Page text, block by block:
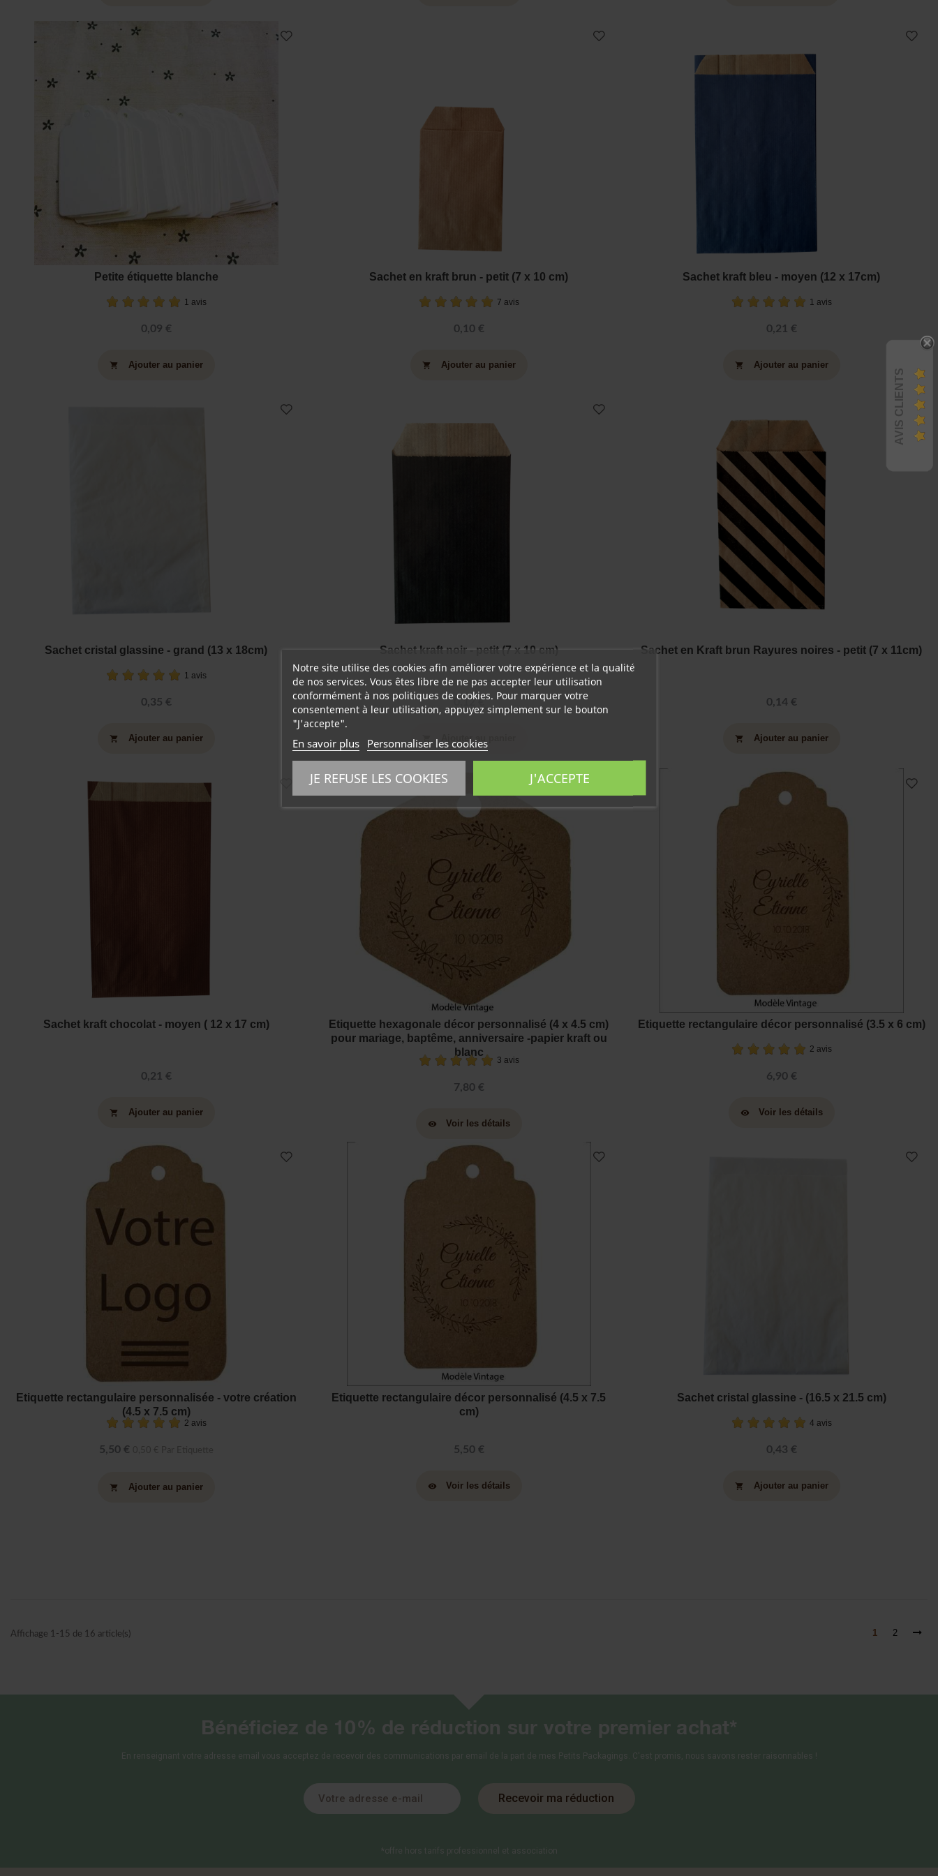
Petite étiquette blanche
1 avis
0,09 €
shopping_cart Ajouter au panier
Sachet en kraft brun - petit (7 x 10 cm)
7 avis
0,10 €
shopping_cart Ajouter au panier
Sachet kraft bleu - moyen (12 x 17cm)
1 avis
0,21 €
shopping_cart Ajouter au panier
Sachet cristal glassine - grand (13 x 18cm)
1 avis
0,35 €
shopping_cart Ajouter au panier
Sachet kraft noir - petit (7 x 10 cm)
0,12 €
Ajouter au panier
Sachet en Kraft brun Rayures noires - petit (7 x 11cm)
0,14 €
shopping_cart Ajouter au panier
Sachet kraft chocolat - moyen ( 12 x 17 cm)
0,21 €
shopping_cart Ajouter au panier
Etiquette hexagonale décor personnalisé (4 x 4.5 cm)
pour mariage, baptême, anniversaire -papier kraft ou
blanc
3 avis
7,80 €
visibility Voir les détails
Etiquette rectangulaire décor personnalisé (3.5 x 6 cm)
2 avis
6,90 €
visibility Voir les détails
Etiquette rectangulaire personnalisée - votre création
(4.5 x 7.5 cm)
2 avis
5,50 €
shopping_cart Ajouter au panier
Etiquette rectangulaire décor personnalisé (4.5 x 7.5
cm)
5,50 €
visibility Voir les détails
Sachet cristal glassine - (16.5 x 21.5 cm)
4 avis
0,43 €
shopping_cart Ajouter au panier
Affichage 1-15 de 16 article(s) 1 2
Bénéficiez de 10% de réduction sur votre premier achat*
En renseignant votre adresse email vous acceptez de recevoir des communications par email de la part de mes Petits Packagings. C'est promis, nous savons rester raisonnables !
Recevoir ma réduction
Notre site utilise des cookies afin améliorer votre expérience et la qualité
de nos services. Vous êtes libre de ne pas accepter leur utilisation
conformément à nos politiques de cookies. Pour marquer votre
consentement à leur utilisation, appuyez simplement sur le bouton
"J'accepte".
En savoir plus Personnaliser les cookies
JE REFUSE LES COOKIES J'ACCEPTE
*offre hors tarifs professionnel et association
AVIS CLIENTS